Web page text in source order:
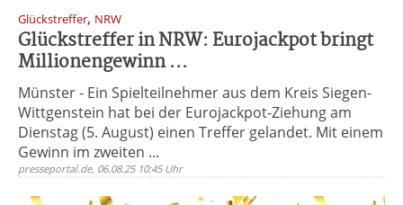
Glückstreffer, NRW
Glückstreffer in NRW: Eurojackpot bringt
Millionengewinn ...
Münster - Ein Spielteilnehmer aus dem Kreis Siegen-
Wittgenstein hat bei der Eurojackpot-Ziehung am
Dienstag (5. August) einen Treffer gelandet. Mit einem
Gewinn im zweiten ...
presseportal.de, 06.08.25 10:45 Uhr